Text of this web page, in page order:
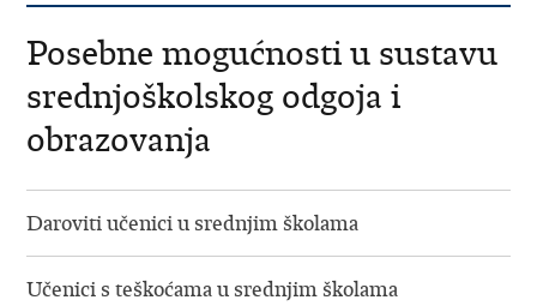
Posebne mogućnosti u sustavu
srednjoškolskog odgoja i
obrazovanja
Daroviti učenici u srednjim školama
Učenici s teškoćama u srednjim školama